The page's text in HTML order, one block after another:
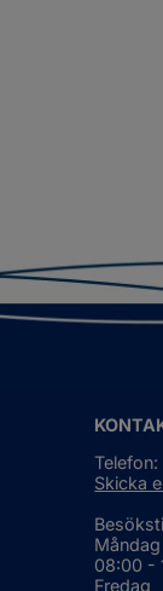
Skicka
08:00 -
Fredag